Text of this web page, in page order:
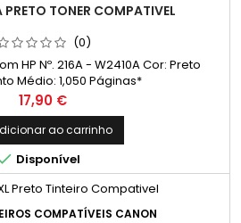
TONER COMPATIVEL
(0)
HP Nº. 216A - W2410A Cor: Preto
Médio: 1,050 Páginas*
Preço
17,90 €
ao carrinho
Disponível
COMPATÍVEIS CANON